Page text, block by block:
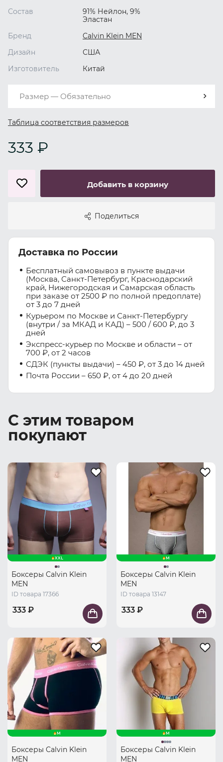
Состав
91% Нейлон, 9%
Эластан
Бренд
Calvin Klein MEN
Дизайн
США
Изготовитель
Китай
Размер — Обязательно
Таблица соответствия размеров
333 ₽
Добавить в корзину
Поделиться
Доставка по России
Бесплатный самовывоз в пункте выдачи
(Москва, Санкт-Петербург, Краснодарский
край, Нижегородская и Самарская область
при заказе от 2500 ₽ по полной предоплате)
от 3 до 7 дней
Курьером по Москве и Санкт-Петербургу
(внутри / за МКАД и КАД) – 500 / 600 ₽, до 3
дней
Экспресс-курьер по Москве и области – от
700 ₽, от 2 часов
СДЭК (пункты выдачи) – 450 ₽, от 3 до 14 дней
Почта России – 650 ₽, от 4 до 20 дней
С этим товаром
покупают
XXL
Боксеры Calvin Klein
MEN
ID товара 17366
333 ₽
M
Боксеры Calvin Klein
MEN
ID товара 13147
333 ₽
M
Боксеры Calvin Klein
MEN
M
Боксеры Calvin Klein
MEN